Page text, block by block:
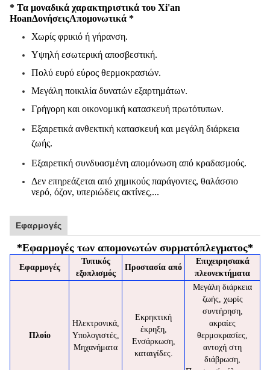
* Τα μοναδικά χαρακτηριστικά του Xi'an
HoanΔονήσειςΑπομονωτικά *
Χωρίς φρικιό ή γήρανση.
Υψηλή εσωτερική αποσβεστική.
Πολύ ευρύ εύρος θερμοκρασιών.
Μεγάλη ποικιλία δυνατών εξαρτημάτων.
Γρήγορη και οικονομική κατασκευή πρωτότυπων.
Εξαιρετικά ανθεκτική κατασκευή και μεγάλη διάρκεια
ζωής.
Εξαιρετική συνδυασμένη απομόνωση από κραδασμούς.
Δεν επηρεάζεται από χημικούς παράγοντες, θαλάσσιο
νερό, όζον, υπεριώδεις ακτίνες,...
Εφαρμογές
*Εφαρμογές των απομονωτών συρματόπλεγματος*
Εφαρμογές
Τυπικός
εξοπλισμός
Προστασία από
Επιχειρησιακά
πλεονεκτήματα
Πλοίο
Ηλεκτρονικά,
Υπολογιστές,
Μηχανήματα
Εκρηκτική
έκρηξη,
Ενσάρκωση,
καταιγίδες.
Μεγάλη διάρκεια
ζωής, χωρίς
συντήρηση,
ακραίες
θερμοκρασίες,
αντοχή στη
διάβρωση,